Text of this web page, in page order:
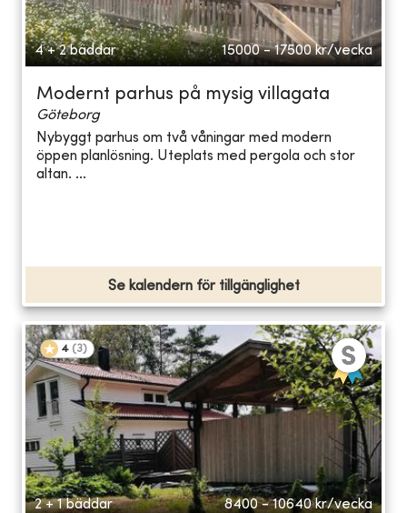
4 + 2 bäddar 15000 - 17500 kr/vecka
Modernt parhus på mysig villagata
Göteborg
Nybyggt parhus om två våningar med modern
öppen planlösning. Uteplats med pergola och stor
altan. ...
Se kalendern för tillgänglighet
4 (3)
2 + 1 bäddar 8400 - 10640 kr/vecka